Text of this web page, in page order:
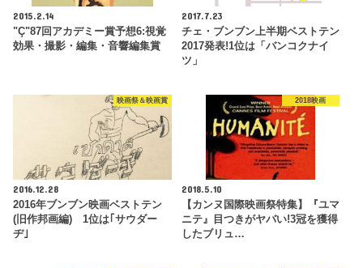
2015.2.14
"Ç"87回アカデミー賞予想6:視覚
効果・撮影・編集・音響編集賞
2017.7.23
チェ・ブンブン上半期ベストテン
2017発表!1位は「バンコクナイ
ツ」
映画祭＆映画賞
2016.12.28
2016年ブンブン映画ベストテン
(旧作邦画編) 1位は｢サウダー
ヂ｣
2018映画
2018.5.10
【カンヌ国際映画祭特集】『ユマ
ニテ』目つきがヤバい!3冠を獲得
したブリュ…